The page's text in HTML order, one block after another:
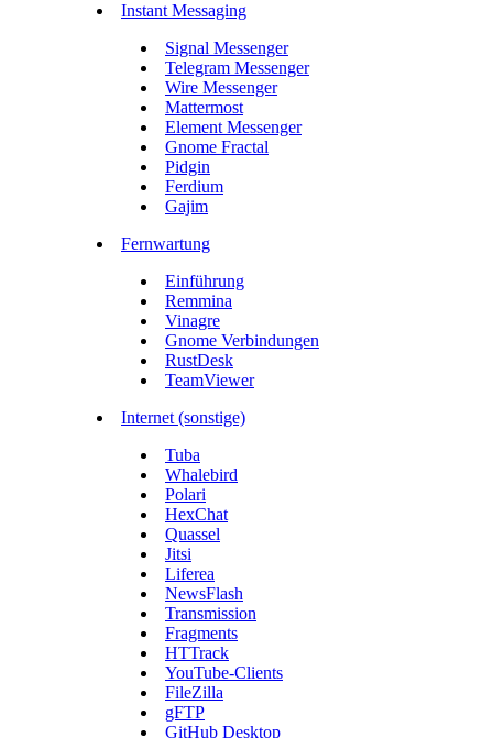
Instant Messaging
Signal Messenger
Telegram Messenger
Wire Messenger
Mattermost
Element Messenger
Gnome Fractal
Pidgin
Ferdium
Gajim
Fernwartung
Einführung
Remmina
Vinagre
Gnome Verbindungen
RustDesk
TeamViewer
Internet (sonstige)
Tuba
Whalebird
Polari
HexChat
Quassel
Jitsi
Liferea
NewsFlash
Transmission
Fragments
HTTrack
YouTube-Clients
FileZilla
gFTP
GitHub Desktop